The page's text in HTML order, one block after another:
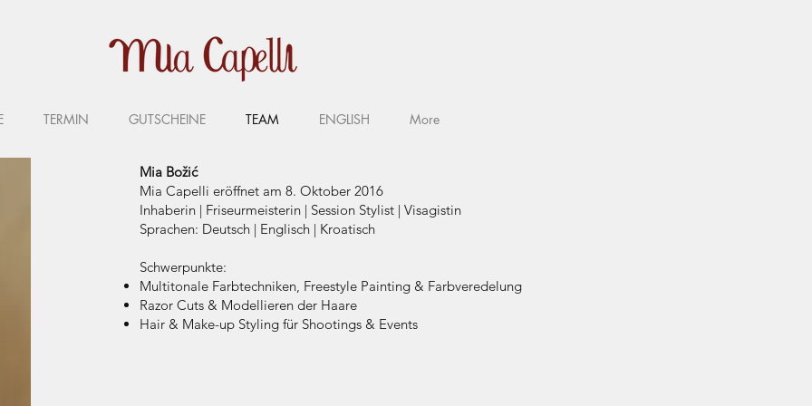
TERMIN GUTSCHEINE TEAM ENGLISH More
Mia Božić
Mia Capelli eröffnet am 8. Oktober 2016
Inhaberin | Friseurmeisterin | Session Stylist | Visagistin
Sprachen: Deutsch | Englisch | Kroatisch
Schwerpunkte:
Multitonale Farbtechniken, Freestyle Painting & Farbveredelung
Razor Cuts & Modellieren der Haare
Hair & Make-up Styling für Shootings & Events